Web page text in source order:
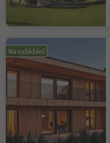
Na vyžádání